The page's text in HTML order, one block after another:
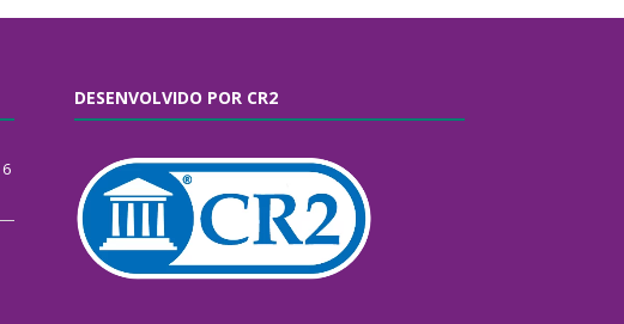
6
DESENVOLVIDO POR CR2